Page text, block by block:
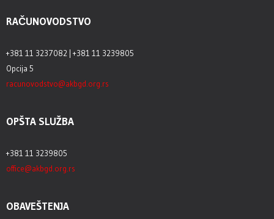
RAČUNOVODSTVO
+381 11 3237082 | +381 11 3239805
Opcija 5
racunovodstvo@akbgd.org.rs
OPŠTA SLUŽBA
+381 11 3239805
office@akbgd.org.rs
OBAVEŠTENJA